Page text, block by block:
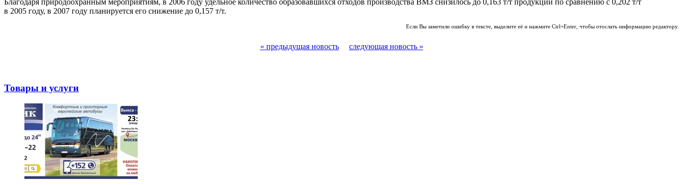
Благодаря природоохранным мероприятиям, в 2006 году удельное количество образовавшихся отходов производства ВМЗ снизилось до 0,163 т/т продукции по сравнению с 0,202 т/т
в 2005 году, в 2007 году планируется его снижение до 0,157 т/т.
Если Вы заметили ошибку в тексте, выделите её и нажмите Ctrl+Enter, чтобы отослать информацию редактору.
« предыдущая новость следующая новость »
Товары и услуги